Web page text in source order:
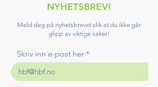
NYHETSBREV!
Meld deg på nyhetsbrevet slik at du ikke går
glipp av viktige saker!
Skriv inn e-post her